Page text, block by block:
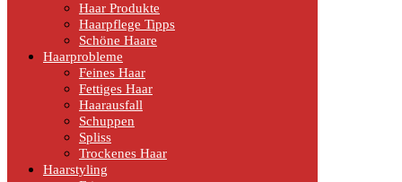
Haar Produkte
Haarpflege Tipps
Schöne Haare
Haarprobleme
Feines Haar
Fettiges Haar
Haarausfall
Schuppen
Spliss
Trockenes Haar
Haarstyling